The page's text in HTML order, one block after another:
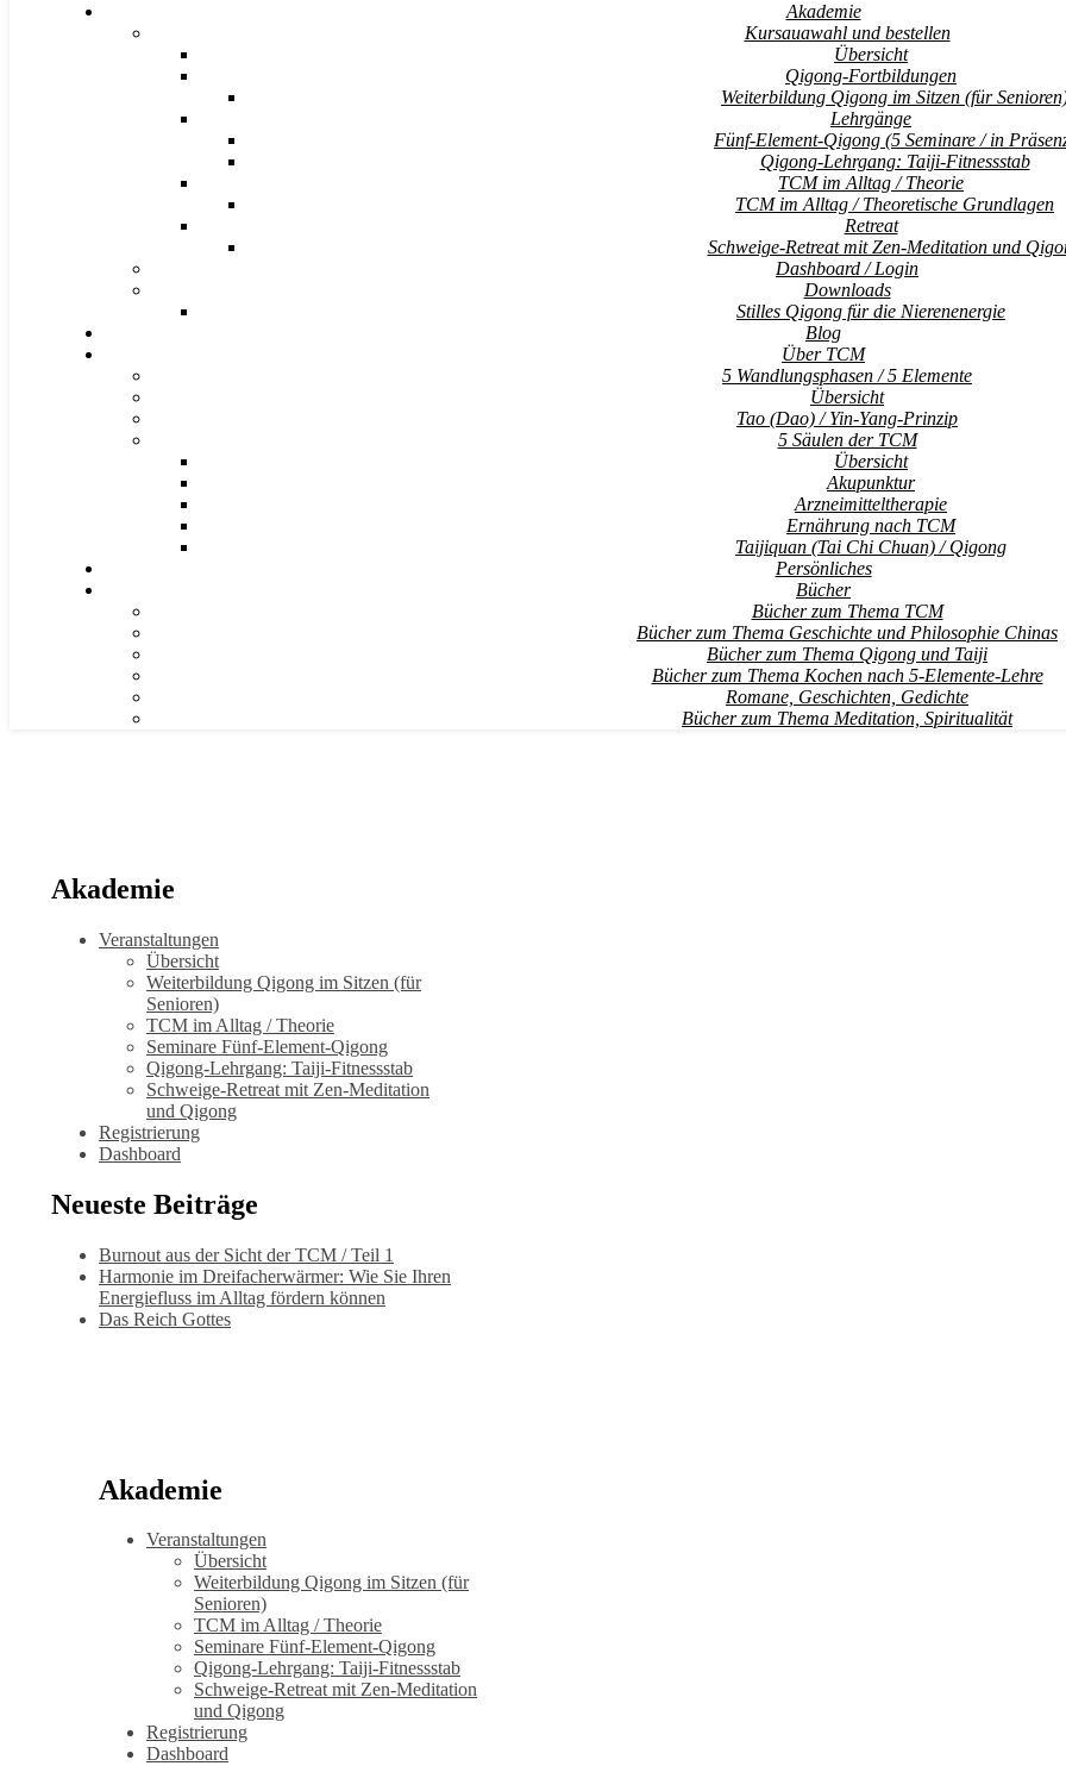
Akademie
Kursauawahl und bestellen
Übersicht
Qigong-Fortbildungen
Weiterbildung Qigong im Sitzen (für
Lehrgänge
Fünf-Element-Qigong (5 Seminare / in
Qigong-Lehrgang: Taiji-Fitnessstab
TCM im Alltag / Theorie
TCM im Alltag / Theoretische Grundlagen
Retreat
Schweige-Retreat mit Zen-Meditation und
Dashboard / Login
Downloads
Stilles Qigong für die Nierenenergie
Blog
Über TCM
5 Wandlungsphasen / 5 Elemente
Übersicht
Tao (Dao) / Yin-Yang-Prinzip
5 Säulen der TCM
Übersicht
Akupunktur
Arzneimitteltherapie
Ernährung nach TCM
Taijiquan (Tai Chi Chuan) / Qigong
Persönliches
Bücher
Bücher zum Thema TCM
Bücher zum Thema Geschichte und Philosophie Chinas
Bücher zum Thema Qigong und Taiji
Bücher zum Thema Kochen nach 5-Elemente-Lehre
Romane, Geschichten, Gedichte
Bücher zum Thema Meditation, Spiritualität
Akademie
Veranstaltungen
Übersicht
Weiterbildung Qigong im Sitzen (für
Senioren)
TCM im Alltag / Theorie
Seminare Fünf-Element-Qigong
Qigong-Lehrgang: Taiji-Fitnessstab
Schweige-Retreat mit Zen-Meditation
und Qigong
Registrierung
Dashboard
Neueste Beiträge
Burnout aus der Sicht der TCM / Teil 1
Harmonie im Dreifacherwärmer: Wie Sie Ihren
Energiefluss im Alltag fördern können
Das Reich Gottes
Akademie
Veranstaltungen
Übersicht
Weiterbildung Qigong im Sitzen (für
Senioren)
TCM im Alltag / Theorie
Seminare Fünf-Element-Qigong
Qigong-Lehrgang: Taiji-Fitnessstab
Schweige-Retreat mit Zen-Meditation
und Qigong
Registrierung
Dashboard